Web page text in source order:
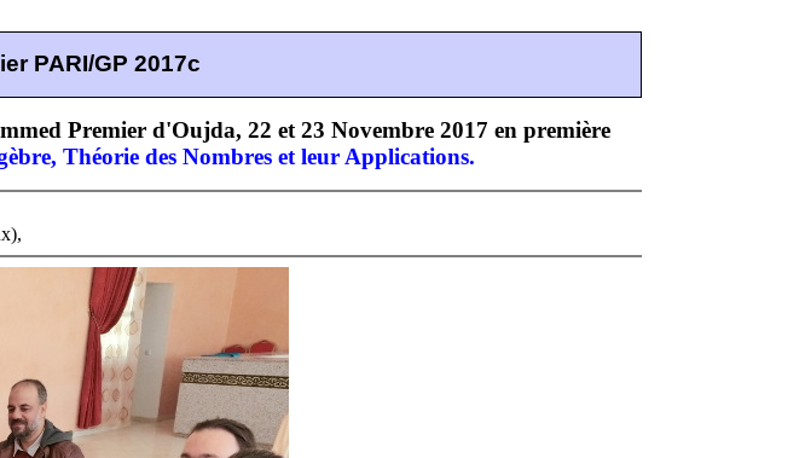
PARI/GP 2017c
Premier d'Oujda, 22 et 23 Novembre 2017 en première
Théorie des Nombres et leur Applications.